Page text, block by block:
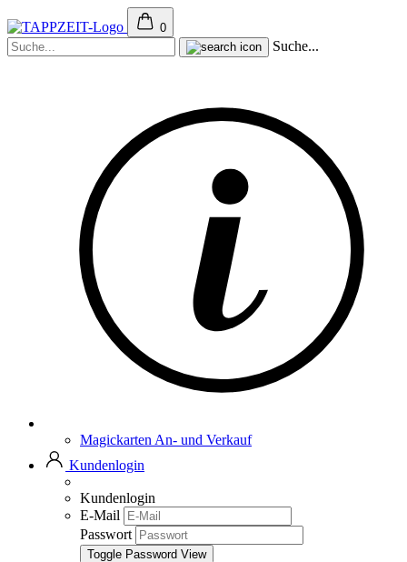
0
Suche...
Magickarten An- und Verkauf
Kundenlogin
Kundenlogin
E-Mail
Passwort
Toggle Password View